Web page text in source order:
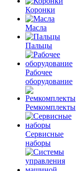
Коронки
Масла
Пальцы
Рабочее
оборудование
Ремкомплекты
Сервисные
наборы